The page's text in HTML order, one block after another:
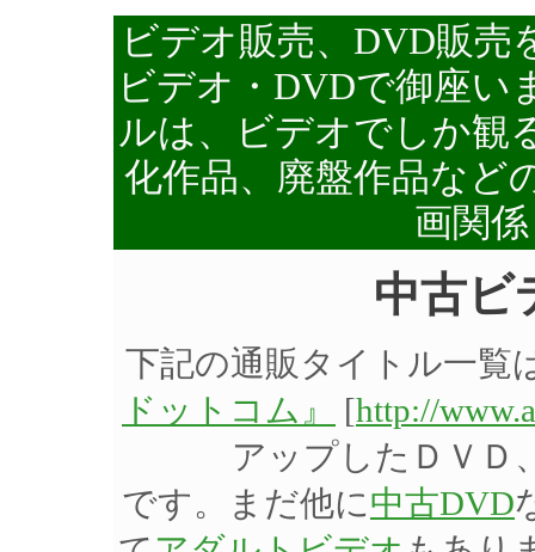
ビデオ販売、DVD販売
ビデオ・DVDで御座い
ルは、ビデオでしか観
化作品、廃盤作品など
画関
中古ビ
下記の通販タイトル一覧
ドットコム』
[http://
アップしたＤＶＤ
です。まだ他に中古DVD